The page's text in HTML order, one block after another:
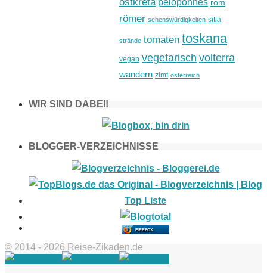
rom
römer sehenswürdigkeiten sitia
strände tomaten toskana
vegan vegetarisch volterra
wandern zimt österreich
WIR SIND DABEI!
BLOGGER-VERZEICHNISSE
FIREFOX
© 2014 - 2026 Reise-Zikaden.de